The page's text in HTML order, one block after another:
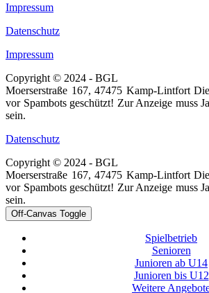
Impressum
Datenschutz
Impressum
Copyright © 2024 - BGL
Moerserstraße 167, 47475 Kamp-Lintfort
vor Spambots geschützt! Zur Anzeige muss
sein.
Datenschutz
Copyright © 2024 - BGL
Moerserstraße 167, 47475 Kamp-Lintfort
vor Spambots geschützt! Zur Anzeige muss
sein.
Off-Canvas Toggle
Spielbetrieb
Senioren
Junioren ab U14
Junioren bis U12
Weitere